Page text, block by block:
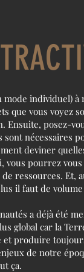
individuel) à
que vous voyez
Ensuite, posez-
nécessaires
deviner
vous pourrez
ressources. Et,
il faut de
a déjà été
global car la
produire
de notre
ça.